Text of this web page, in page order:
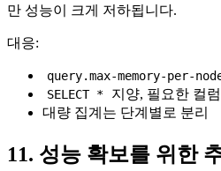
만 성능이 크게 저하됩니다.
대응:
query.max-memory-per-
SELECT *
지양, 필요한 컬
대량 집계는 단계별로 분리
11. 성능 확보를 위한